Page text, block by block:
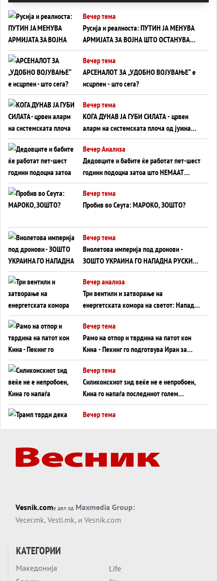
Вечер тема
Русија и реалноста: ПУТИН ЈА МЕНУВА
АРМИЈАТА ЗА ВОЈНА ШТО ОСТАНУВА
БЕЗ ФРОНТ
Вечер тема
АРСЕНАЛОТ ЗА „УДОБНО ВОЈУВАЊЕ“ е
исцрпен - што сега?
Вечер тема
КОГА ДУНАВ ЈА ГУБИ СИЛАТА - црвен
аларм на системската плоча од јужна
Германија до Црното Море...
Вечер Анализа
Дедовците и бабите ќе работат пет-шест
години подоцна затоа што НЕМААТ
ВНУЦИ ДА ГИ ЗАМЕНАТ
Вечер тема
Пробив во Сеута: МАРОКО, ЗОШТО?
Вечер тема
Виолетова империја под дронови -
ЗОШТО УКРАИНА ГО НАПАДНА РУСКИОТ
WILDBERRIES
Вечер анализа
Три вентили и затворање на
енергетската комора на светот: Нападот
во Суец најавува глобален енергетски
инфаркт?
Вечер тема
Рамо на отпор и тврдина на патот кон
Кина - Пекинг го подготвува Иран за
американска копнена инвазија
Вечер тема
Силиконскиот ѕид веќе не е непробоен,
Кина го напаѓа последниот голем
монопол на Западот?
Вечер тема
Вечер тема
ДЛАБОКО УДОЛУ: Сметководствените
Вечер тема
АТОМСКО ДОМИНО НА БЛИСКИОТ
ИСТОК
Обвинувањето кон Русија го поврзува
Vesnik.comе дел од Maxmedia Group:
Vecer.mk, Vesti.mk, и Vesnik.com
КАТЕГОРИИ
Македонија
Life